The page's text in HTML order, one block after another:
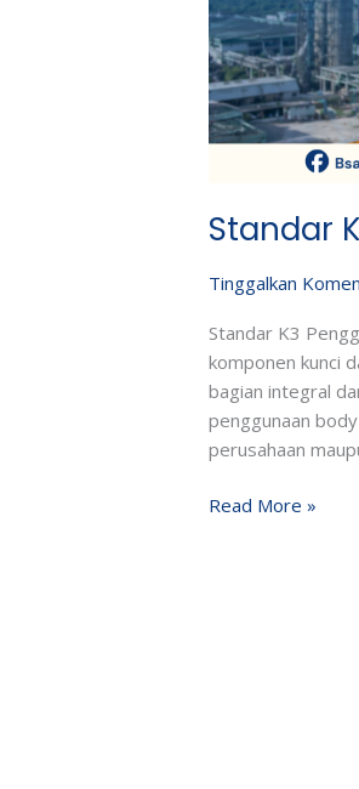
Standar
Tinggalkan
Standar K3
komponen kunci
bagian integral
penggunaan
perusahaan
Read More »